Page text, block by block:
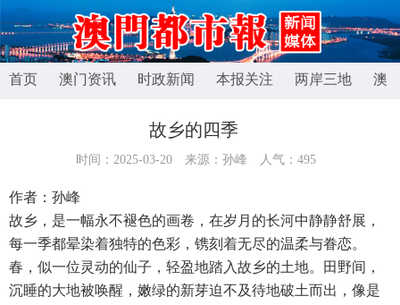
首页 澳门资讯 时政新闻 本报关注 两岸三地 澳
故乡的四季​ ​ ​ ​
时间：2025-03-20 来源：孙峰 人气： 495
作者：孙峰
故乡，是一幅永不褪色的画卷，在岁月的长河中静静舒展，
每一季都晕染着独特的色彩，镌刻着无尽的温柔与眷恋。​
春，似一位灵动的仙子，轻盈地踏入故乡的土地。田野间，
沉睡的大地被唤醒，嫩绿的新芽迫不及待地破土而出，像是